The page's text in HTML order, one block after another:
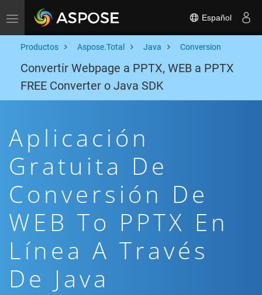
Toggle navigation Español
Productos Aspose.Total Java Conversion
Convertir Webpage a PPTX, WEB a PPTX
FREE Converter o Java SDK
Aplicación
Gratuita De
Conversión De
WEB To PPTX En
Línea A Través
De Java